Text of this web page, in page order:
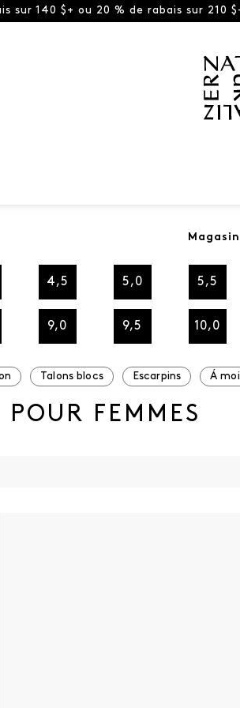
sur 140 $+ ou 20 % de rabais sur 210
4,5 5,0 5,5
9,0 9,5 10,0
Talons blocs Escarpins Á
FEMMES